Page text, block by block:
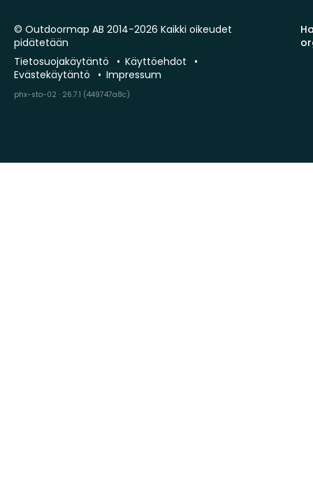
© Outdoormap AB 2014-2026 Kaikki oikeudet
pidätetään
Tietosuojakäytäntö
Käyttöehdot
Evästekäytäntö
Impressum
phx-sto-02 · 26.7.1 (449747a8c)